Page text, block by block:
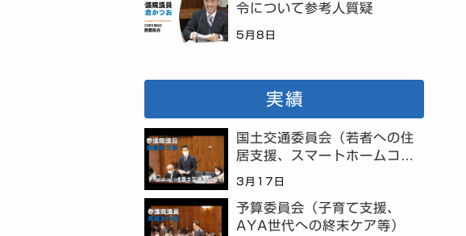
令について参考人質疑
5月8日
実績
国土交通委員会（若者への住
居支援、スマートホームコミ
3月17日
予算委員会（子育て支援、
AYA世代への終末ケア等）